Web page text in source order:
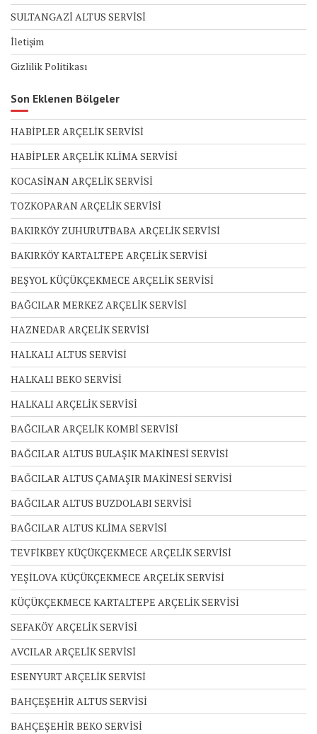
SULTANGAZİ ALTUS SERVİSİ
İletişim
Gizlilik Politikası
Son Eklenen Bölgeler
HABİPLER ARÇELİK SERVİSİ
HABİPLER ARÇELİK KLİMA SERVİSİ
KOCASİNAN ARÇELİK SERVİSİ
TOZKOPARAN ARÇELİK SERVİSİ
BAKIRKÖY ZUHURUTBABA ARÇELİK SERVİSİ
BAKIRKÖY KARTALTEPE ARÇELİK SERVİSİ
BEŞYOL KÜÇÜKÇEKMECE ARÇELİK SERVİSİ
BAĞCILAR MERKEZ ARÇELİK SERVİSİ
HAZNEDAR ARÇELİK SERVİSİ
HALKALI ALTUS SERVİSİ
HALKALI BEKO SERVİSİ
HALKALI ARÇELİK SERVİSİ
BAĞCILAR ARÇELİK KOMBİ SERVİSİ
BAĞCILAR ALTUS BULAŞIK MAKİNESİ SERVİSİ
BAĞCILAR ALTUS ÇAMAŞIR MAKİNESİ SERVİSİ
BAĞCILAR ALTUS BUZDOLABI SERVİSİ
BAĞCILAR ALTUS KLİMA SERVİSİ
TEVFİKBEY KÜÇÜKÇEKMECE ARÇELİK SERVİSİ
YEŞİLOVA KÜÇÜKÇEKMECE ARÇELİK SERVİSİ
KÜÇÜKÇEKMECE KARTALTEPE ARÇELİK SERVİSİ
SEFAKÖY ARÇELİK SERVİSİ
AVCILAR ARÇELİK SERVİSİ
ESENYURT ARÇELİK SERVİSİ
BAHÇEŞEHİR ALTUS SERVİSİ
BAHÇEŞEHİR BEKO SERVİSİ